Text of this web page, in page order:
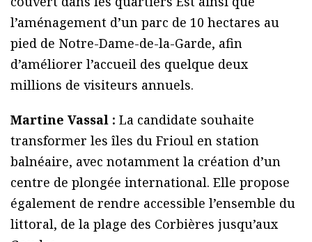
l’aménagement d’un parc de 10 hectares au
pied de Notre-Dame-de-la-Garde, afin
d’améliorer l’accueil des quelque deux
millions de visiteurs annuels.
Martine Vassal : La candidate souhaite
transformer les îles du Frioul en station
balnéaire, avec notamment la création d’un
centre de plongée international. Elle propose
également de rendre accessible l’ensemble du
littoral, de la plage des Corbières jusqu’aux